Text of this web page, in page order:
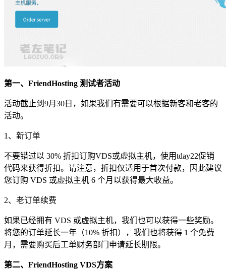
第一、FriendHosting 测试者活动
活动截止到9月30日，如果我们有需要可以根据新客和老客的
活动。
1、新订单
不要错过以 30% 折扣订购VDS或虚拟主机，使用tday22促销
代码来获得折扣。请注意，折扣仅适用于首次付款，因此建议
您订购 VDS 或虚拟主机 6 个月以获得最大收益。
2、老订单续费
如果已经拥有 VDS 或虚拟主机，我们也可以获得一些奖励。
将您的订单延长一年（10% 折扣），我们也将获得 1 个免费
月，需要购买后工单财务部门申请延长期限。
第二、FriendHosting VDS方案